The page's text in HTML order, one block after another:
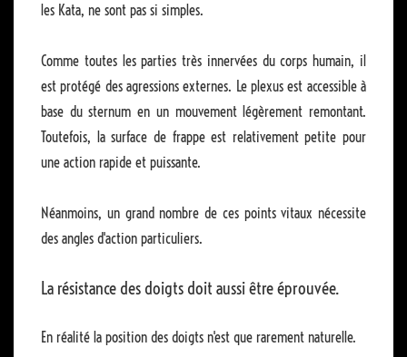
les Kata, ne sont pas si simples.
Comme toutes les parties très innervées du corps humain, il
est protégé des agressions externes. Le plexus est accessible à
base du sternum en un mouvement légèrement remontant.
Toutefois, la surface de frappe est relativement petite pour
une action rapide et puissante.
Néanmoins, un grand nombre de ces points vitaux nécessite
des angles d'action particuliers.
La résistance des doigts doit aussi être éprouvée.
En réalité la position des doigts n'est que rarement naturelle.